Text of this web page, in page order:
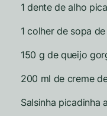
1 dente de alho
1 colher de sopa
150 g de queijo
200 ml de creme
Salsinha picadinha